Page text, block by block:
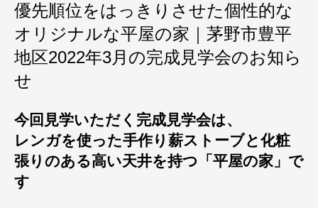
優先順位をはっきりさせた個性的な
オリジナルな平屋の家｜茅野市豊平
地区2022年3月の完成見学会のお知ら
せ
今回見学いただく完成見学会は、
レンガを使った手作り薪ストーブと化粧
張りのある高い天井を持つ「平屋の家」で
す